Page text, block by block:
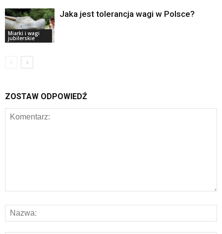
Miarki i wagi
jubilerskie
Jaka jest tolerancja wagi w Polsce?
ZOSTAW ODPOWIEDŹ